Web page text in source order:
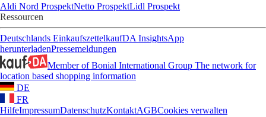
Aldi Nord ProspektNetto ProspektLidl Prospekt
Ressourcen
Deutschlands EinkaufszettelkaufDA InsightsApp
herunterladenPressemeldungen
Member of Bonial International Group The network for
location based shopping information
DE
FR
HilfeImpressumDatenschutzKontaktAGBCookies verwalten